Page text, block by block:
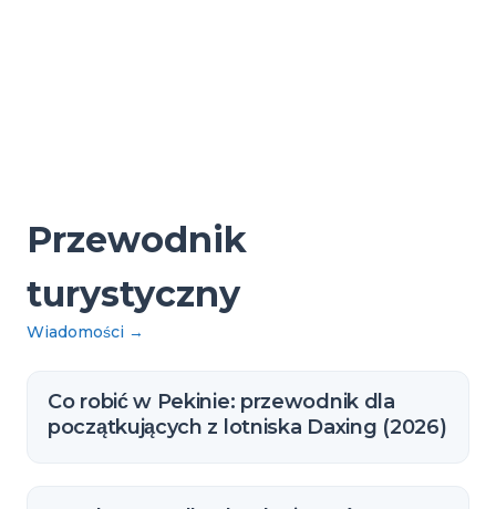
Przewodnik
turystyczny
Wiadomości →
Co robić w Pekinie: przewodnik dla
początkujących z lotniska Daxing (2026)